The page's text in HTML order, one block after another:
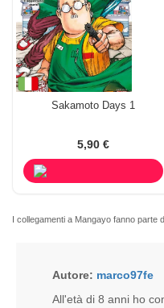
Sakamoto Days 1
5,90 €
I collegamenti a Mangayo fanno
Autore: marco97fe
All'età di 8 anni ho